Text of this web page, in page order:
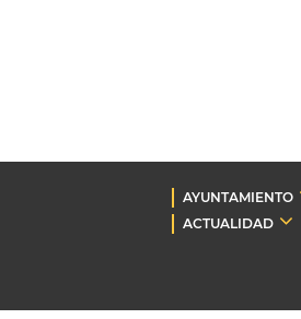
AYUNTAMIENTO
ACTUALIDAD